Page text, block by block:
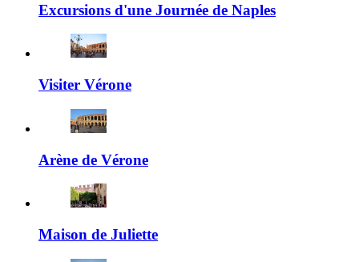
Excursions d'une Journée de Naples
Visiter Vérone
Arène de Vérone
Maison de Juliette